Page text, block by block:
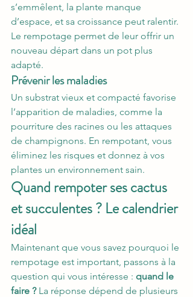
s’emmêlent, la plante manque
d’espace, et sa croissance peut ralentir.
Le rempotage permet de leur offrir un
nouveau départ dans un pot plus
adapté.
Prévenir les maladies
Un substrat vieux et compacté favorise
l’apparition de maladies, comme la
pourriture des racines ou les attaques
de champignons. En rempotant, vous
éliminez les risques et donnez à vos
plantes un environnement sain.
Quand rempoter ses cactus
et succulentes ? Le calendrier
idéal
Maintenant que vous savez pourquoi le
rempotage est important, passons à la
question qui vous intéresse : quand le
faire ? La réponse dépend de plusieurs